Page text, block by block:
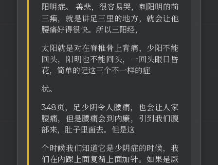
阳明症。 善悲，很容易哭，刺阳明的前
三痏，就是讲足三里的地方，就会让他
腰痛好得很快。所以三阳经，
太阳就是对在脊椎骨上背痛，少阳不能
回头，阳明也不能回头，一回头眼目昏
花，简单的记这三个不一样的症
状。
348页，足少阴令人腰痛，也会让人家
腰痛，但是腰痛会到内廉，引到我们腹
部来，肚子里面去。但是这
个时候我们知道它是少阴症的时候，我
们在内踝上面复溜上面加针。如果是厥